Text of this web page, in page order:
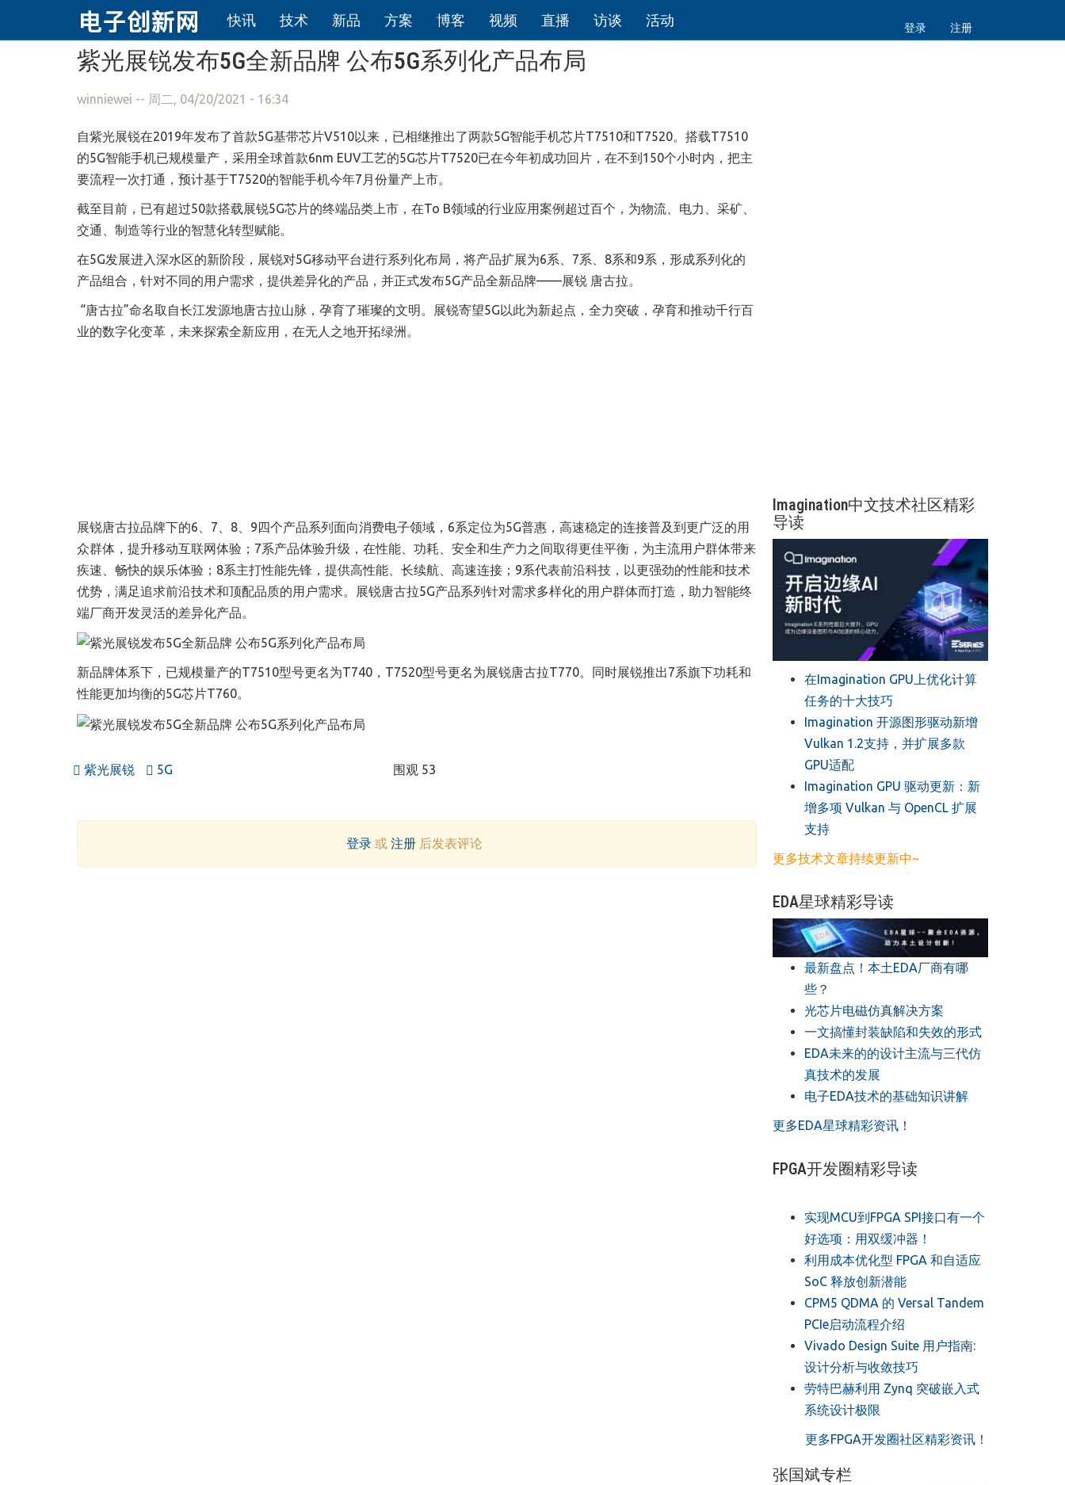
跳转到主要内容
快讯 技术 新品 方案 博客 视频 直播 访谈 活动 登录 注册
紫光展锐发布5G全新品牌 公布5G系列化产品布局
winniewei -- 周二, 04/20/2021 - 16:34
自紫光展锐在2019年发布了首款5G基带芯片V510以来，已相继推出了两款5G智能手机芯片T7510和T7520。搭载T7510
的5G智能手机已规模量产，采用全球首款6nm EUV工艺的5G芯片T7520已在今年初成功回片，在不到150个小时内，把主
要流程一次打通，预计基于T7520的智能手机今年7 月份量产上市。
截至目前，已有超过50款搭载展锐5G芯片的终端品类上市，在To B领域的行业应用案例超过百个，为物流、电力、采矿、
交通、制造等行业的智慧化转型赋能。
在5G发展进入深水区的新阶段，展锐对5G移动平台进行系列化布局，将产品扩展为6系、 7系、 8系和9系，形成系列化的
产品组合，针对不同的用户需求，提供差异化的产品，并正式发布5G产品全新品牌——展锐 唐古拉。
“唐古拉”命名取自长江发源地唐古拉山脉，孕育了璀璨的文明。展锐寄望5G以此为新起点，全力突破，孕育和推动千行百
业的数字化变革，未来探索全新应用，在无人之地开拓绿洲。
展锐唐古拉品牌下的6 7 8 9四个产品系列面向消费电子领域， 6系定位为5G普惠，高速稳定的连接普及到更广泛的用
众群体，提升移动互联网体验； 7系产品体验升级，在性能、功耗、安全和生产力之间取得更佳平衡，为主流用户群体带来
疾速、畅快的娱乐体验； 8系主打性能先锋，提供高性能、长续航、高速连接； 9系代表前沿科技，以更强劲的性能和技术
优势，满足追求前沿技术和顶配品质的用户需求。展锐唐古拉5G产品系列针对需求多样化的用户群体而打造，助力智能终
端厂商开发灵活的差异化产品。
新品牌体系下，已规模量产的T7510型号更名为T740 ， T7520型号更名为展锐唐古拉T770。同时展锐推出7系旗下功耗和
性能更加均衡的5G芯片T760。
紫光展锐 5G 围观 53
登录 或注册 后发表评论
Imagination中文技术社区精彩
导读
在Imagination GPU上优化计算
任务的十大技巧
​Imagination 开源图形驱动新增
Vulkan 1.2支持，并扩展多款
GPU适配
​Imagination GPU 驱动更新：新
增多项 Vulkan 与 OpenCL 扩展
支持
更多技术文章持续更新中~
EDA星球精彩导读
最新盘点！本土EDA厂商有哪
些？
光芯片电磁仿真解决方案
一文搞懂封装缺陷和失效的形式
EDA未来的的设计主流与三代仿
真技术的发展
电子EDA技术的基础知识讲解
更多EDA星球精彩资讯！
FPGA开发圈精彩导读
实现MCU到FPGA SPI接口有一个
好选项：用双缓冲器！
利用成本优化型 FPGA 和自适应
SoC 释放创新潜能
CPM5 QDMA 的 Versal Tandem
PCIe启动流程介绍
Vivado Design Suite 用户指南:
设计分析与收敛技巧
劳特巴赫利用 Zynq 突破嵌入式
系统设计极限
更多FPGA开发圈社区精彩资讯！
张国斌专栏